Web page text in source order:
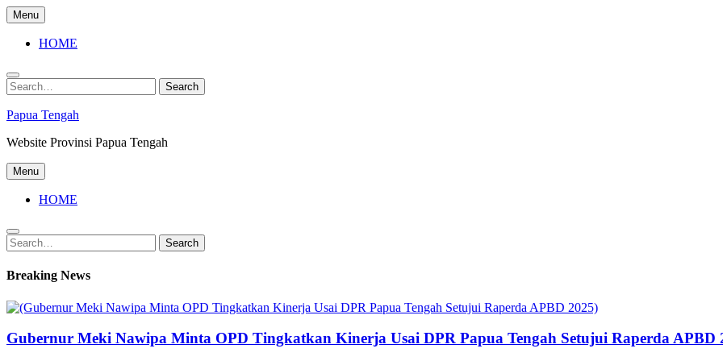
Skip
to
content
Menu
HOME
Search
for:
Search
Papua Tengah
Website Provinsi Papua Tengah
Menu
HOME
Search
for:
Search
Breaking News
Gubernur Meki Nawipa Minta OPD Tingkatkan Kinerja Usai DPR Papua Tengah Setujui Raperda APBD